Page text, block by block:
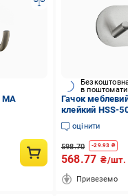
MA
в поштомати
Гачок
клейкий HSS-
оцінити
598.70 -29.93 ₴
568.77 ₴/шт.
Привеземо